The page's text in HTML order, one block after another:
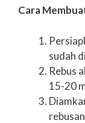
Cara
sudah
Rebus
15-20